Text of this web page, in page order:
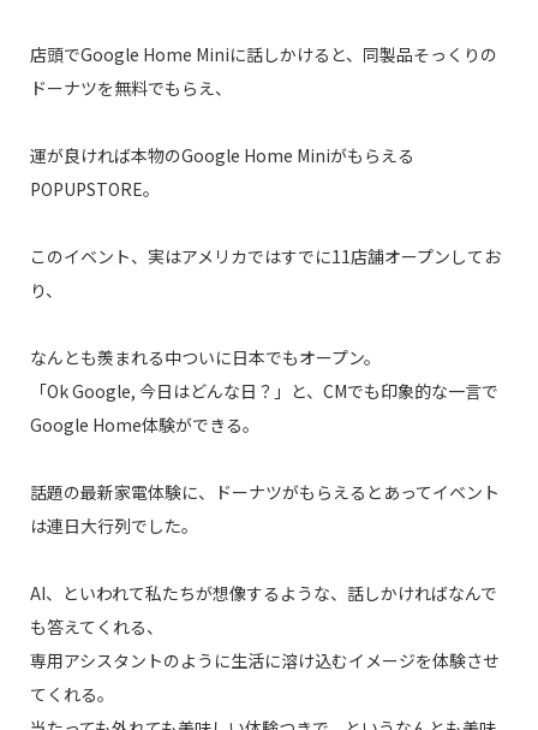
店頭でGoogle Home Miniに話しかけると、同製品そっくりの
ドーナツを無料でもらえ、
運が良ければ本物のGoogle Home Miniがもらえる
POPUPSTORE。
このイベント、実はアメリカではすでに11店舗オープンしてお
り、
なんとも羨まれる中ついに日本でもオープン。
「Ok Google, 今日はどんな日？」と、CMでも印象的な一言で
Google Home体験ができる。
話題の最新家電体験に、ドーナツがもらえるとあってイベント
は連日大行列でした。
AI、といわれて私たちが想像するような、話しかければなんで
も答えてくれる、
専用アシスタントのように生活に溶け込むイメージを体験させ
てくれる。